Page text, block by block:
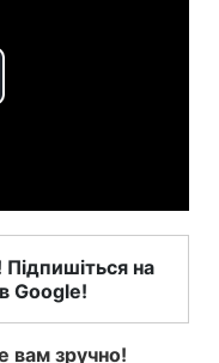
на
Google!
вам зручно!